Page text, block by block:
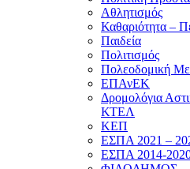
Αθλητισμός
Καθαριότητα –
Παιδεία
Πολιτισμός
Πολεοδομική
ΕΠΑνΕΚ
Δρομολόγια
ΚΤΕΛ
ΚΕΠ
ΕΣΠΑ 2021 –
ΕΣΠΑ 2014-